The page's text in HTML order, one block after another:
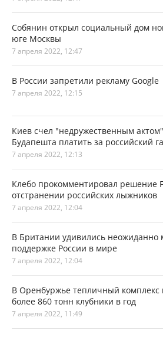
Собянин открыл социальный дом
юге Москвы
7 апреля 2022, 12:47
В России запретили рекламу Google
7 апреля 2022, 12:15
Киев счел "недружественным
Будапешта платить за российский
7 апреля 2022, 12:13
Клебо прокомментировал решение
отстранении российских лыжников
7 апреля 2022, 12:04
В Британии удивились неожиданно
поддержке России в мире
7 апреля 2022, 12:04
В Оренбуржье тепличный комплекс
более 860 тонн клубники в год
7 апреля 2022, 11:49